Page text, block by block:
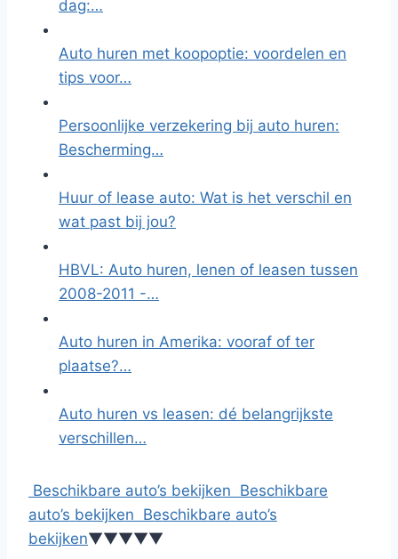
dag:…
Auto huren met koopoptie: voordelen en
tips voor…
Persoonlijke verzekering bij auto huren:
Bescherming…
Huur of lease auto: Wat is het verschil en
wat past bij jou?
HBVL: Auto huren, lenen of leasen tussen
2008-2011 -…
Auto huren in Amerika: vooraf of ter
plaatse?…
Auto huren vs leasen: dé belangrijkste
verschillen…
Beschikbare auto’s bekijken Beschikbare
auto’s bekijken Beschikbare auto’s
bekijken▼▼▼▼▼